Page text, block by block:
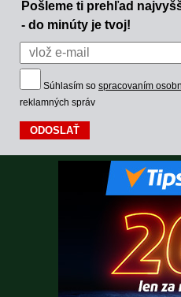
Pošleme ti prehľad
- do minúty je tvoj!
Súhlasím so spracovaním
reklamných správ